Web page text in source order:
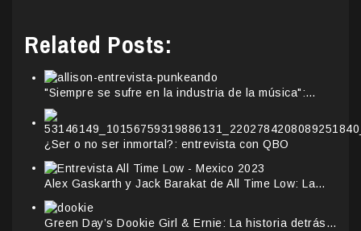
Related Posts:
"Siempre se sufre en la industria de la música":…
¿Ser o no ser inmortal?: entrevista con QBO
Alex Gaskarth y Jack Barakat de All Time Low: La…
Green Day’s Dookie Girl & Ernie: La historia detrás…